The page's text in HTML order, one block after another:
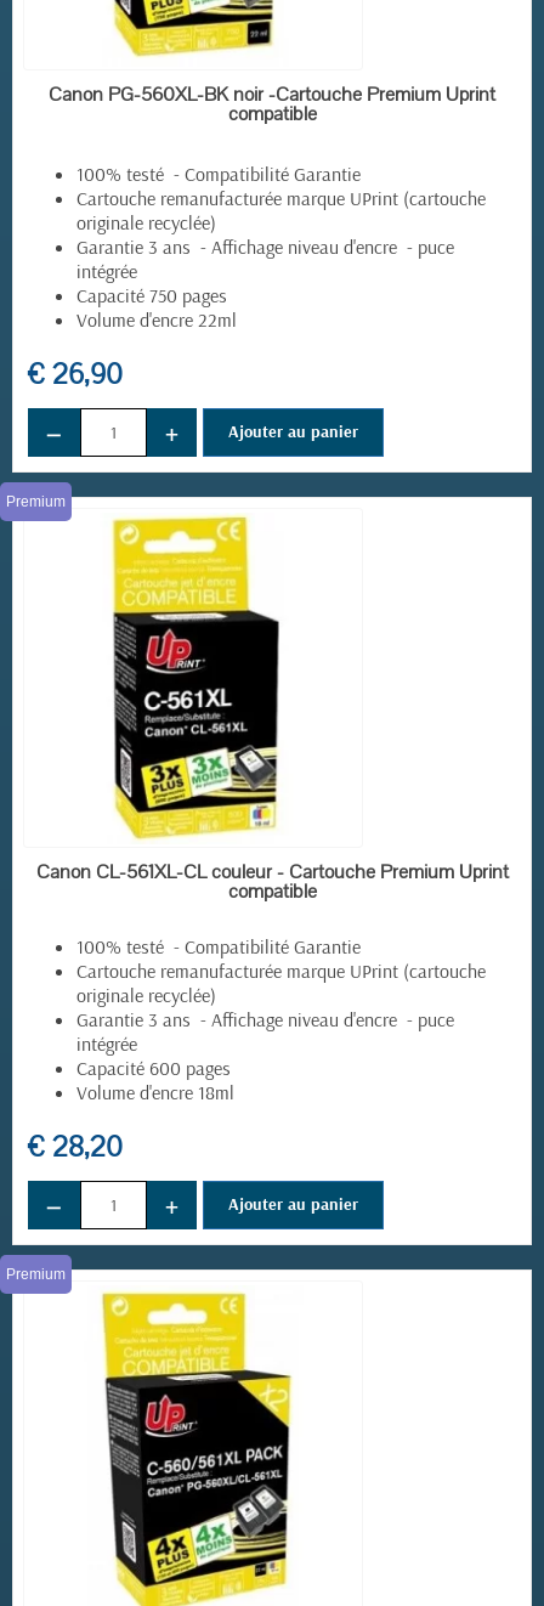
(3 avis)
EN STOCK
Canon PG-560XL-BK noir -Cartouche Premium Uprint
compatible
100% testé - Compatibilité Garantie
Cartouche remanufacturée marque UPrint (cartouche
originale recyclée)
Garantie 3 ans - Affichage niveau d'encre - puce
intégrée
Capacité 750 pages
Volume d'encre 22ml
€ 26,90
− + Ajouter au panier
EN STOCK
Premium
Canon CL-561XL-CL couleur - Cartouche Premium Uprint
compatible
100% testé - Compatibilité Garantie
Cartouche remanufacturée marque UPrint (cartouche
originale recyclée)
Garantie 3 ans - Affichage niveau d'encre - puce
intégrée
Capacité 600 pages
Volume d'encre 18ml
€ 28,20
− + Ajouter au panier
Premium